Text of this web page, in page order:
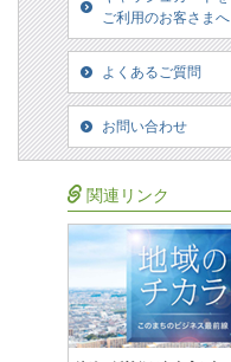
ご利用のお客さまへ
よくあるご質問
お問い合わせ
関連リンク